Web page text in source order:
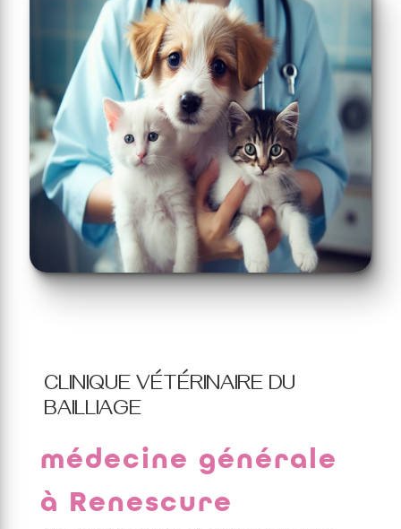
CLINIQUE VÉTÉRINAIRE DU
BAILLIAGE
médecine générale
à Renescure